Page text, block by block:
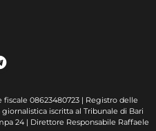
fiscale 08623480723 | Registro delle
iscritta al Tribunale di Bari
24 | Direttore Responsabile Raffaele